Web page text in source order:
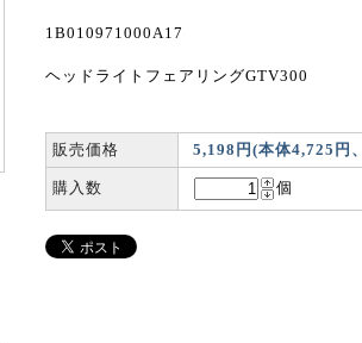
1B010971000A17
ヘッドライトフェアリングGTV300
販売価格 5,198円(本体4,725円
購入数 個